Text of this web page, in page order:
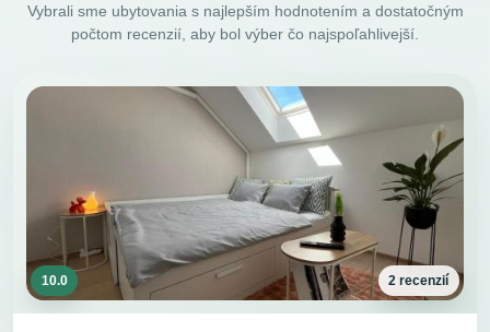
Vybrali sme ubytovania s najlepším hodnotením a dostatočným
počtom recenzií, aby bol výber čo najspoľahlivejší.
10.0 2 recenzií